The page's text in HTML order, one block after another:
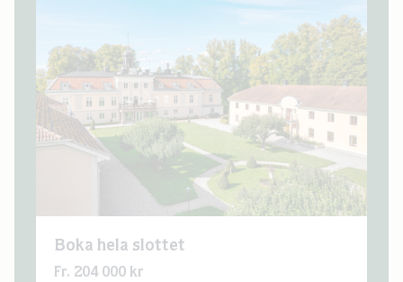
Boka hela slottet
Fr. 204 000 kr